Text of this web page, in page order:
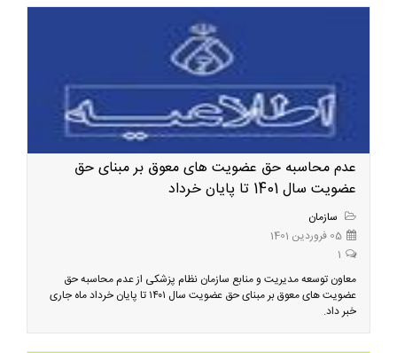
عدم محاسبه حق عضویت های معوق بر مبنای حق
عضویت سال 1401 تا پایان خرداد
سازمان
05 فروردین 1401
1
معاون توسعه مدیریت و منابع سازمان نظام پزشکی از عدم محاسبه حق
عضویت های معوق بر مبنای حق عضویت سال ۱۴۰۱ تا پایان خرداد ماه جاری
خبر داد.